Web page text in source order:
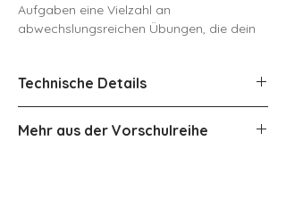
Aufgaben eine Vielzahl an
abwechslungsreichen Übungen, die dein
darauf ausgerichtet, das Alphabet zu
entdecken, Buchstaben zu erkennen, zu
benennen und erste Schreibversuche zu
machen. So wird der Grundstein für die
Technische Details
Dateigröße: 21 MB
Mehr aus der Vorschulreihe